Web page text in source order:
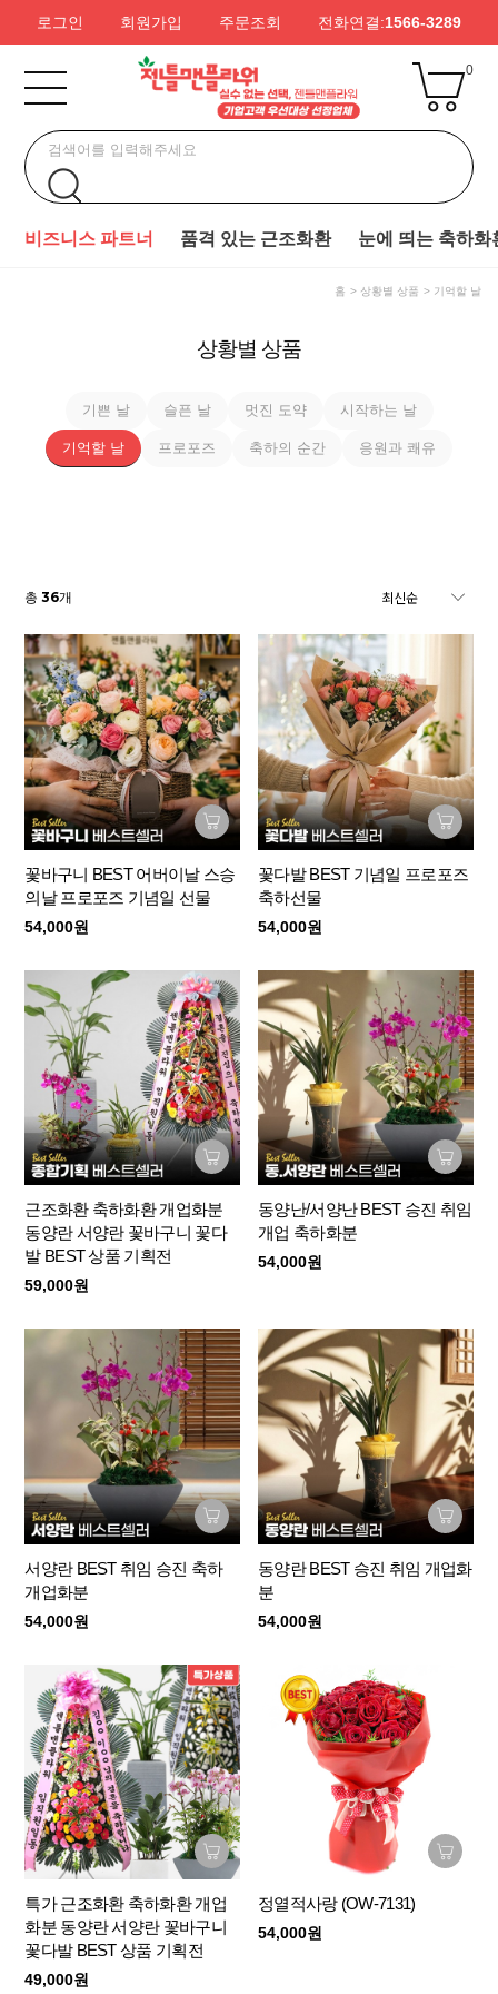
로그인 회원가입 주문조회 전화연결:1566-3289
0
비즈니스 파트너 품격 있는 근조화환 눈에 띄는 축하화
홈 상황별 상품 기억할 날
상황별 상품
기쁜 날 슬픈 날 멋진 도약 시작하는 날
기억할 날 프로포즈 축하의 순간 응원과 쾌유
총36개
꽃바구니 BEST 어버이날 스승
의날 프로포즈 기념일 선물
54,000원
꽃다발 BEST 기념일 프로포즈
축하선물
54,000원
근조화환 축하화환 개업화분
동양란 서양란 꽃바구니 꽃다
발 BEST 상품 기획전
59,000원
동양난/서양난 BEST 승진 취임
개업 축하화분
54,000원
서양란 BEST 취임 승진 축하
개업화분
54,000원
동양란 BEST 승진 취임 개업화
분
54,000원
특가 근조화환 축하화환 개업
화분 동양란 서양란 꽃바구니
꽃다발 BEST 상품 기획전
49,000원
정열적사랑 (OW-7131)
54,000원